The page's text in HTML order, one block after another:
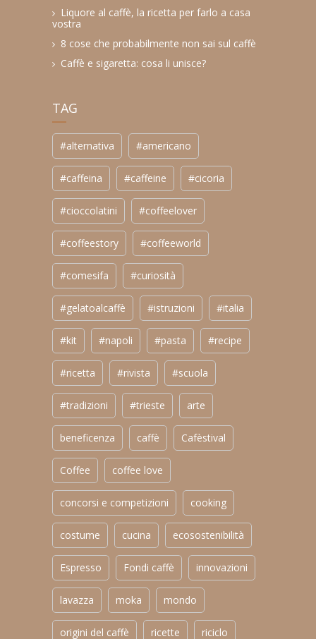
Liquore al caffè, la ricetta per farlo a casa
vostra
8 cose che probabilmente non sai sul caffè
Caffè e sigaretta: cosa li unisce?
TAG
#alternativa #americano
#caffeina #caffeine #cicoria
#cioccolatini #coffeelover
#coffeestory #coffeeworld
#comesifa #curiosità
#gelatoalcaffè #istruzioni #italia
#kit #napoli #pasta #recipe
#ricetta #rivista #scuola
#tradizioni #trieste arte
beneficenza caffè Cafèstival
Coffee coffee love
concorsi e competizioni cooking
costume cucina ecosostenibilità
Espresso Fondi caffè innovazioni
lavazza moka mondo
origini del caffè ricette riciclo